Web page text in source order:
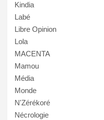
Kindia
Labé
Libre Opinion
Lola
MACENTA
Mamou
Média
Monde
N'Zérékoré
Nécrologie